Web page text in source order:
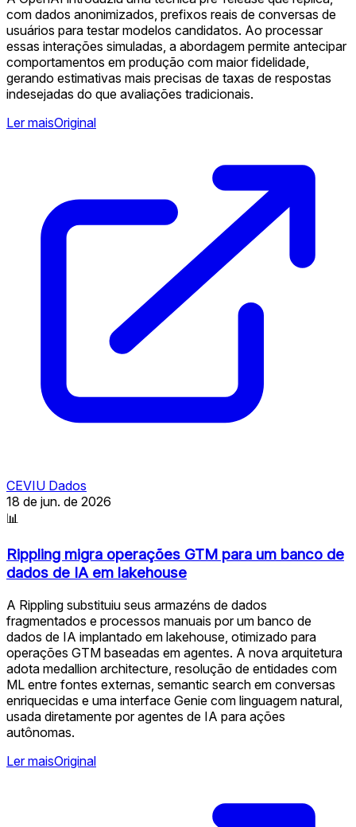
com dados anonimizados, prefixos reais de conversas de
usuários para testar modelos candidatos. Ao processar
essas interações simuladas, a abordagem permite antecipar
comportamentos em produção com maior fidelidade,
gerando estimativas mais precisas de taxas de respostas
indesejadas do que avaliações tradicionais.
Ler maisOriginal
CEVIU Dados
18 de jun. de 2026
📊
Rippling migra operações GTM para um banco de
dados de IA em lakehouse
A Rippling substituiu seus armazéns de dados
fragmentados e processos manuais por um banco de
dados de IA implantado em lakehouse, otimizado para
operações GTM baseadas em agentes. A nova arquitetura
adota medallion architecture, resolução de entidades com
ML entre fontes externas, semantic search em conversas
enriquecidas e uma interface Genie com linguagem natural,
usada diretamente por agentes de IA para ações
autônomas.
Ler maisOriginal